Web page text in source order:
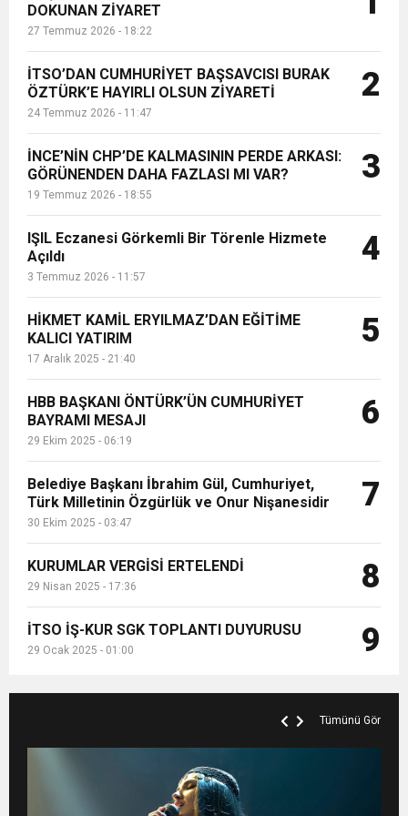
ve Onur Nişanesidir
6:19 HBB BAŞKANI ÖNTÜRK’ÜN
CUMHURİYET BAYRAMI MESAJI
17:36 KURUMLAR VERGİSİ ERTELENDİ
1:00 İTSO İŞ-KUR SGK TOPLANTI
21:40 CEYLANDERE’DE BAŞKAN EMRAH
18:22
GÖNÜLLERE DOKUNAN ZİYARET
DOKUNAN ZİYARET
27 Temmuz 2026 - 18:22
İTSO’DAN CUMHURİYET BAŞSAVCISI BURAK
ÖZTÜRK’E HAYIRLI OLSUN ZİYARETİ
24 Temmuz 2026 - 11:47
2
İNCE’NİN CHP’DE KALMASININ PERDE ARKASI:
GÖRÜNENDEN DAHA FAZLASI MI VAR?
19 Temmuz 2026 - 18:55
3
IŞIL Eczanesi Görkemli Bir Törenle Hizmete
Açıldı
3 Temmuz 2026 - 11:57
4
HİKMET KAMİL ERYILMAZ’DAN EĞİTİME
KALICI YATIRIM
17 Aralık 2025 - 21:40
5
HBB BAŞKANI ÖNTÜRK’ÜN CUMHURİYET
BAYRAMI MESAJI
29 Ekim 2025 - 06:19
6
Belediye Başkanı İbrahim Gül, Cumhuriyet,
Türk Milletinin Özgürlük ve Onur Nişanesidir
30 Ekim 2025 - 03:47
7
KURUMLAR VERGİSİ ERTELENDİ
29 Nisan 2025 - 17:36 8
İTSO İŞ-KUR SGK TOPLANTI DUYURUSU
29 Ocak 2025 - 01:00 9
Tümünü Gör